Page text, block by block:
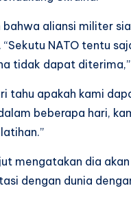
aliansi militer
NATO tentu
tidak dapat
tahu apakah kami
beberapa hari,
mengatakan dia
dengan dunia